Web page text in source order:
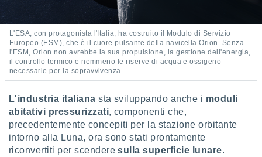
L'ESA, con protagonista l'Italia, ha costruito il Modulo di Servizio
Europeo (ESM), che è il cuore pulsante della navicella Orion. Senza
l'ESM, Orion non avrebbe la sua propulsione, la gestione dell'energia,
il controllo termico e nemmeno le riserve di acqua e ossigeno
necessarie per la sopravvivenza.
L'industria italianasta sviluppando anche i moduli
abitativi pressurizzati, componenti che,
precedentemente concepiti per la stazione orbitante
intorno alla Luna, ora sono stati prontamente
riconvertiti per scenderesulla superficie lunare.